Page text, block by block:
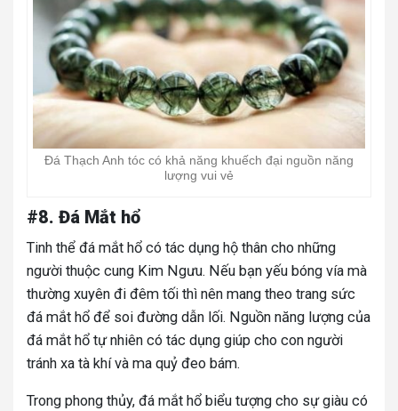
Đá Thạch Anh tóc có khả năng khuếch đại nguồn năng
lượng vui vẻ
#8. Đá Mắt hổ
Tinh thể đá mắt hổ có tác dụng hộ thân cho những
người thuộc cung Kim Ngưu. Nếu bạn yếu bóng vía mà
thường xuyên đi đêm tối thì nên mang theo trang sức
đá mắt hổ để soi đường dẫn lối. Nguồn năng lượng của
đá mắt hổ tự nhiên có tác dụng giúp cho con người
tránh xa tà khí và ma quỷ đeo bám.
Trong phong thủy, đá mắt hổ biểu tượng cho sự giàu có